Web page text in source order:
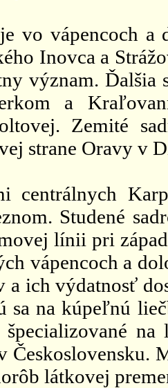
vo vápencoch
Inovca a
význam. Ďalšia
a
Zemité
strane Oravy v
centrálnych
Studené
línii pri
vápencoch a
a ich výdatnosť
sa na kúpeľnú
Československu.
látkovej